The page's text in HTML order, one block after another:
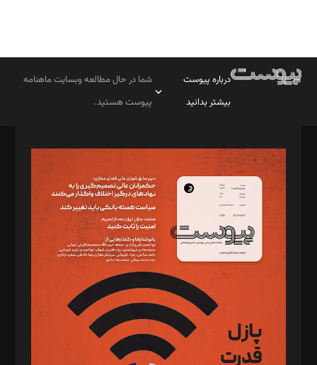
درباره پیوست
بیشتر بدانید
شما در حال مطالعه وبسایت ماهنامه
پیوست هستید.
مدیر مسئول: محمدباقر اثنی‌عشری
سردبیر: مهرک محمودی
دبیر تحریریه: میثم قاسمی
د‌بیر ناداستان: سمانه سمیع
د‌بیر خدمت و تجارت: ابوالفضل رجبی
د‌بیر حقوق فناوری: حسام‌الدین ایپکچی
د‌بیر پیوست جهان: مینا پاکدل
د‌بیر تحریریه آنلاین: بابک نقاش
تحریریه‌: مجتبی محمود‌ی، آرش برهمند، یسنا امان‌پور، سروش کرمیان،
مصطفی مسجدی آرانی، ابوالفضل رجبی، زهرا فکرانه، فائزه فتحی
رستمی،مصطفی باستان